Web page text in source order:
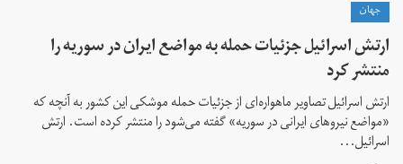
جهان
ارتش اسرائیل جزئیات حمله به مواضع ایران در سوریه را
منتشر کرد
ارتش اسرائیل تصاویر ماهواره‌ای از جزئیات حمله موشکی این کشور به آنچه که
«مواضع نیروهای ایرانی در سوریه» گفته می‌شود را منتشر کرده است. ارتش
اسرائیل...